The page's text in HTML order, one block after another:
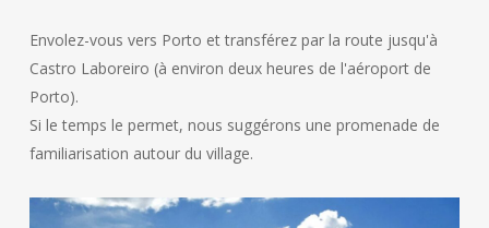
Envolez-vous vers Porto et transférez par la route jusqu'à
Castro Laboreiro (à environ deux heures de l'aéroport de
Porto).
Si le temps le permet, nous suggérons une promenade de
familiarisation autour du village.